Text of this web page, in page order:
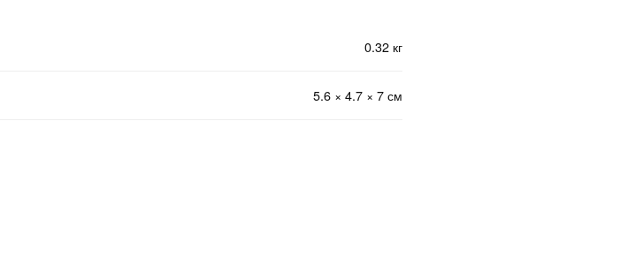
0.32 кг
5.6 × 4.7 × 7 см